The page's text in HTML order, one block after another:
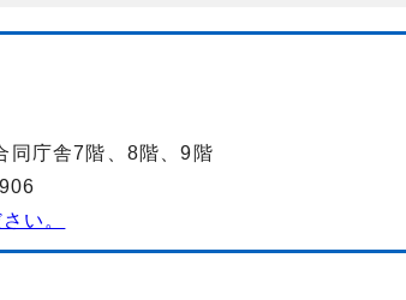
庁舎7階、8階、9階
い。